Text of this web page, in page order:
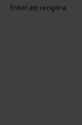
Enkel att rengöra